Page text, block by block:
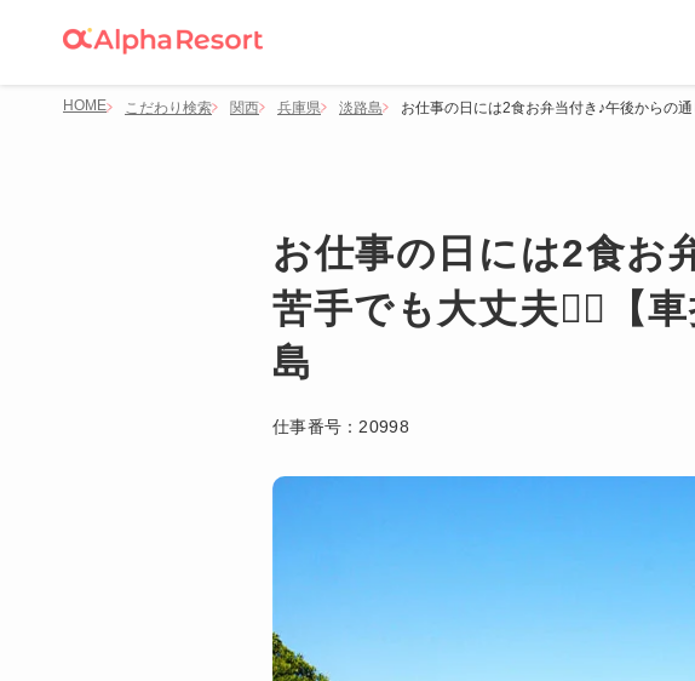
HOME こだわり検索 関西 兵庫県 淡路島 お仕事の日には2食お弁当付き♪午後からの
お仕事の日には2食
苦手でも大丈夫🙆‍♂️【
島
仕事番号： 20998